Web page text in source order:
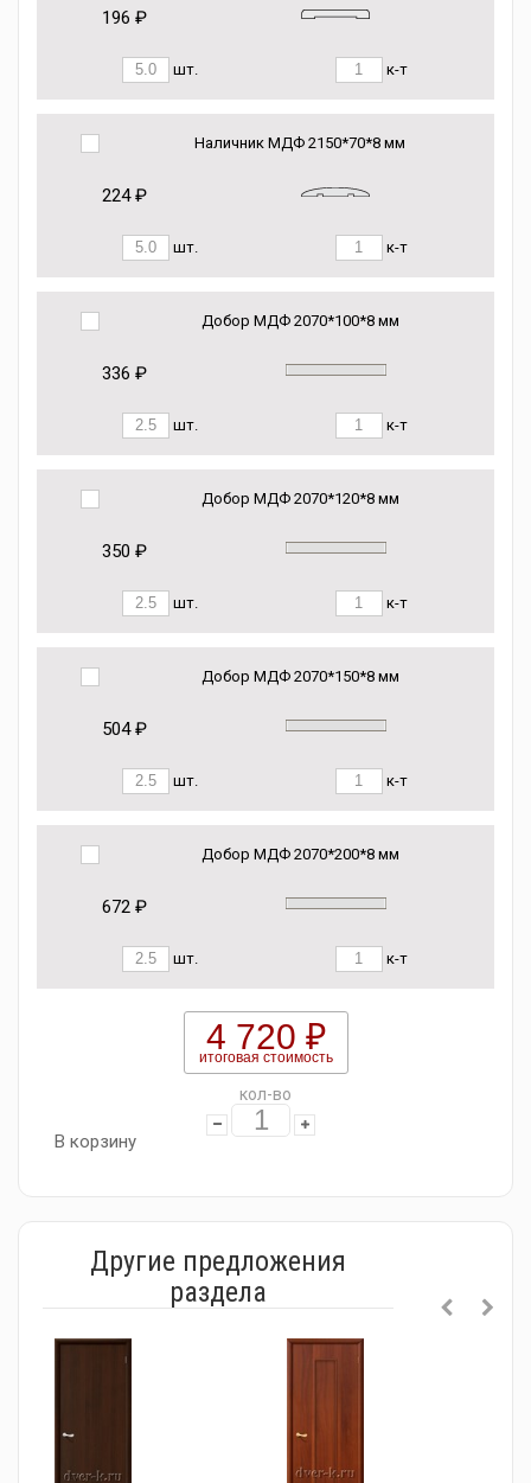
196 ₽
шт. к-т
Наличник МДФ 2150*70*8 мм
224 ₽
шт. к-т
Добор МДФ 2070*100*8 мм
336 ₽
шт. к-т
Добор МДФ 2070*120*8 мм
350 ₽
шт. к-т
Добор МДФ 2070*150*8 мм
504 ₽
шт. к-т
Добор МДФ 2070*200*8 мм
672 ₽
шт. к-т
4 720 ₽
итоговая стоимость
кол-во
В корзину
Другие предложения
раздела